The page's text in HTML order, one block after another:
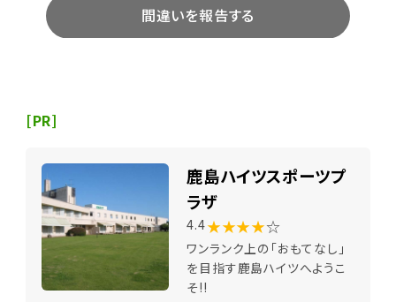
間違いを報告する
[PR]
鹿島ハイツスポーツプ
ラザ
4.4★★★★☆
ワンランク上の「おもてなし」
を目指す鹿島ハイツへようこ
そ!!